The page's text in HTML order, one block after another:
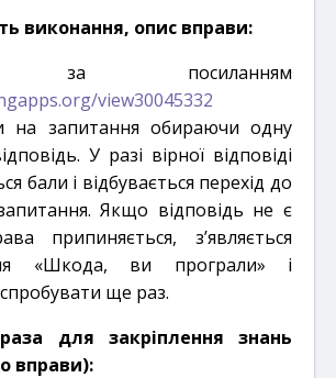
виконання, опис вправи:
за посиланням
view30045332
на запитання обираючи одну
У разі вірної відповіді
бали і відбувається перехід до
Якщо відповідь не є
припиняється, з’являється
«Шкода, ви програли» і
ще раз.
для закріплення знань
вправи):